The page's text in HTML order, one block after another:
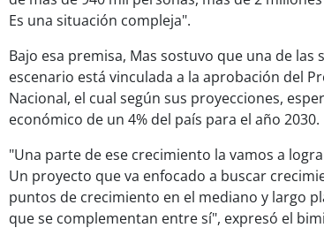
Es una situación compleja".
Bajo esa premisa, Mas sostuvo que una de
escenario está vinculada a la aprobación del
Nacional, el cual según sus proyecciones,
económico de un 4% del país para el año 2030.
"Una parte de ese crecimiento la vamos a
Un proyecto que va enfocado a buscar
puntos de crecimiento en el mediano y largo
que se complementan entre sí", expresó el